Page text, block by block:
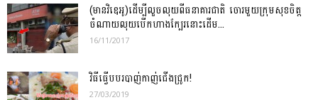
(មានវិឌេអូ)ដើម្បីលួចលុយពីធនាគារជាតិ ចោរមួយក្រុមសុខចិត្ត
ចំណាយលុយបើកហាងក្បែរនោះដើម...
16/11/2017
វិធីធ្វើបបរបាញ់កាញ់ជើងជ្រូក!
27/03/2019